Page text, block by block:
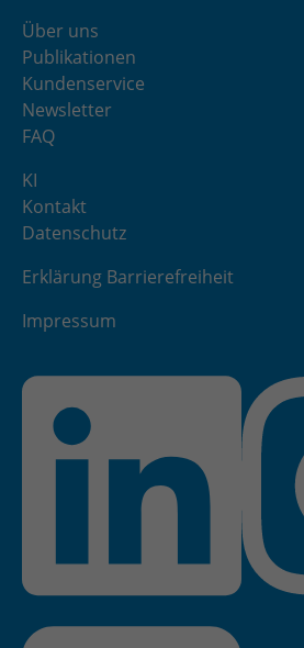
Über uns
Publikationen
Kundenservice
Newsletter
FAQ
KI
Kontakt
Datenschutz
Erklärung Barrierefreiheit
Impressum